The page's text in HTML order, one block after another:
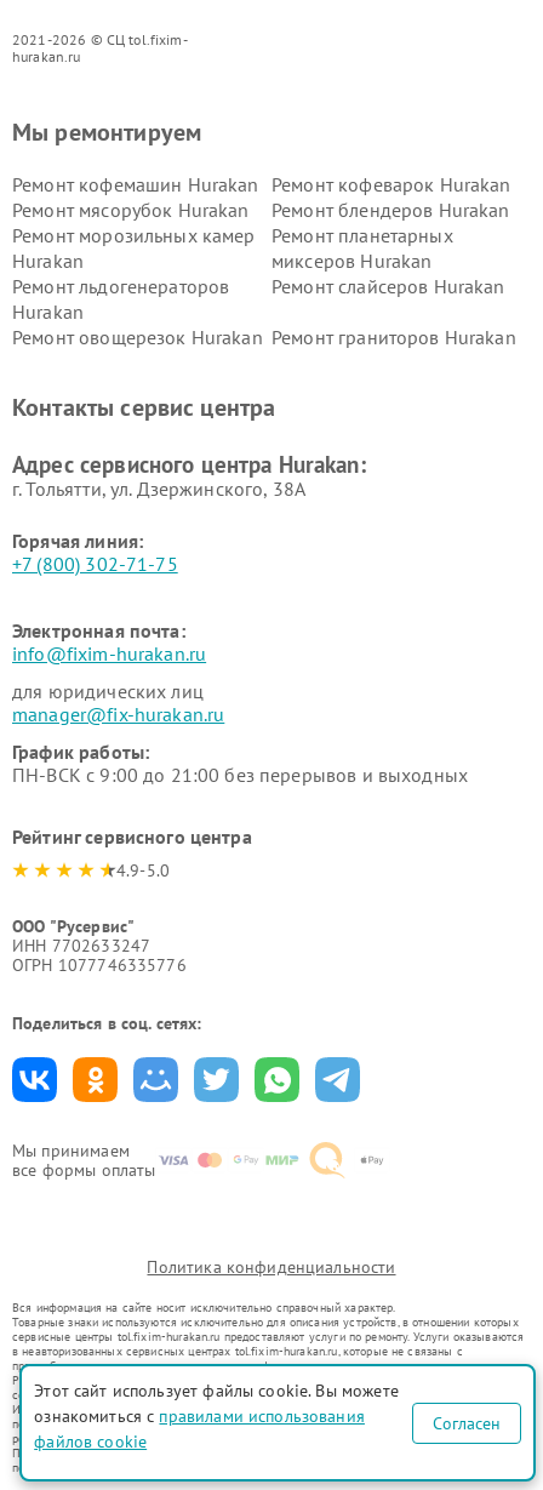
2021-2026 © СЦ tol.fixim-
hurakan.ru
Мы принимаем
все формы оплаты
Мы ремонтируем
Ремонт кофемашин Hurakan
Ремонт кофеварок Hurakan
Ремонт мясорубок Hurakan
Ремонт блендеров Hurakan
Ремонт морозильных камер
Hurakan
Ремонт планетарных
миксеров Hurakan
Ремонт льдогенераторов
Hurakan
Ремонт слайсеров Hurakan
Ремонт овощерезок Hurakan Ремонт граниторов Hurakan
Hurakan
Контакты сервис центра
Адрес сервисного центра Hurakan:
г. Тольятти, ул. Дзержинского, 38А
Горячая линия:
+7 (800) 302-71-75
Электронная почта:
info@fixim-hurakan.ru
для юридических лиц
manager@fix-hurakan.ru
График работы:
ПН-ВСК с 9:00 до 21:00 без перерывов и выходных
Рейтинг сервисного центра
4.9-5.0
ООО "Русервис"
ИНН 7702633247
ОГРН 1077746335776
Поделиться в соц. сетях:
Политика конфиденциальности
Вся информация на сайте носит исключительно справочный характер.
Товарные знаки используются исключительно для описания устройств, в отношении которых
сервисные центры tol.fixim-hurakan.ru предоставляют услуги по ремонту. Услуги оказываются
в неавторизованных сервисных центрах tol.fixim-hurakan.ru, которые не связаны с
правообладателями товарных знаков или их официальными представителями.
Ремонт осуществляется для устройств, уже введенных в гражданский оборот в соответствии
со статьей 1487 ГК РФ.
Использование товарных знаков не преследует цели индивидуализации услуг или введения
потребителей в заблуждение, а служит для информирования о предоставляемых услугах по
ремонту техники указанных брендов.
Представленная на сайте информация не является публичной офертой, определяемой
положениями Статьи 437(2) Гражданского кодекса РФ
Этот сайт использует файлы cookie. Вы можете
ознакомиться с правилами использования
файлов cookie
Согласен